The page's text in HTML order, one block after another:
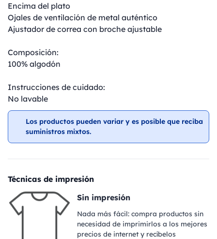
Encima del plato
Ojales de ventilación de metal auténtico
Ajustador de correa con broche ajustable
Composición:
100% algodón
Instrucciones de cuidado:
No lavable
Los productos pueden variar y es posible que reciba
suministros mixtos.
Técnicas de impresión
Sin impresión
Nada más fácil: compra productos sin
necesidad de imprimirlos a los mejores
precios de internet y recíbelos